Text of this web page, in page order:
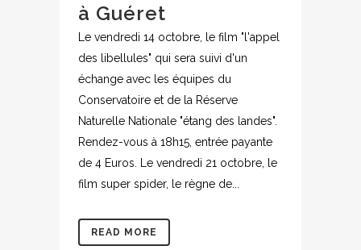
à Guéret
Le vendredi 14 octobre, le film "l'appel
des libellules" qui sera suivi d'un
échange avec les équipes du
Conservatoire et de la Réserve
Naturelle Nationale "étang des landes".
Rendez-vous à 18h15, entrée payante
de 4 Euros. Le vendredi 21 octobre, le
film super spider, le règne de...
READ MORE